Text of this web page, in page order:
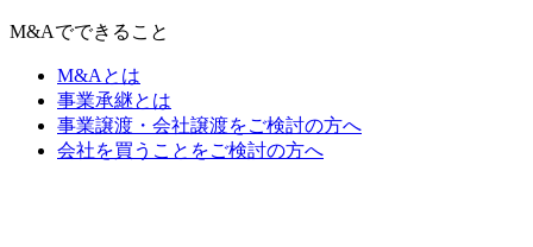
M&Aでできること
M&Aとは
事業承継とは
事業譲渡・会社譲渡をご検討の方へ
会社を買うことをご検討の方へ